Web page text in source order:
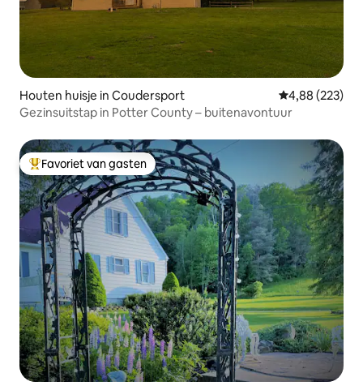
Houten huisje in Coudersport Gemiddelde
4,88 (223)
Gezinsuitstap in Potter County – buitenavontuur
Topfavoriet van gasten
Favoriet van gasten